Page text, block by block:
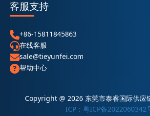
客服支持
+86-15811845863
在线客服
sale@tieyunfei.com
帮助中心
Copyright @ 2026 东莞市泰睿国际供应
ICP：粤ICP备2022060342